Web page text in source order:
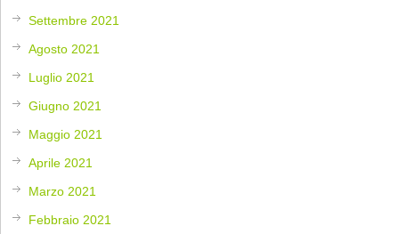
Settembre 2021
Agosto 2021
Luglio 2021
Giugno 2021
Maggio 2021
Aprile 2021
Marzo 2021
Febbraio 2021